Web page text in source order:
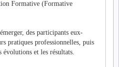
Formative (Formative
des participants eux-
pratiques professionnelles, puis
évolutions et les résultats.